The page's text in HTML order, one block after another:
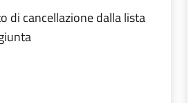
di cancellazione dalla lista